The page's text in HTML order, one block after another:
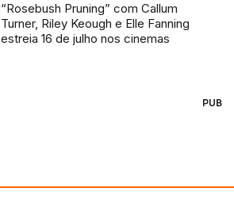
“Rosebush Pruning” com Callum
Turner, Riley Keough e Elle Fanning
estreia 16 de julho nos cinemas
PUB